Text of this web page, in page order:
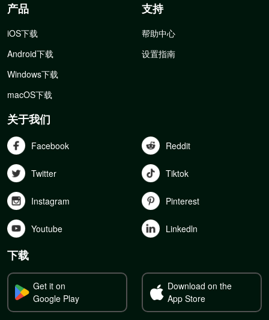
产品
iOS下载
Android下载
Windows下载
macOS下载
支持
帮助中心
设置指南
关于我们
Facebook Reddit
Twitter Tiktok
Instagram Pinterest
Youtube Linkedln
下载
Get it on
Google Play
Download on the
App Store